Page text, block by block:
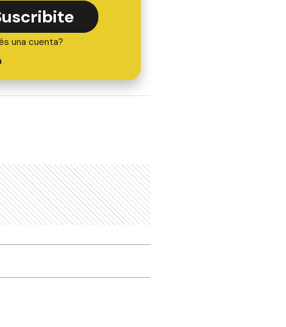
una cuenta?